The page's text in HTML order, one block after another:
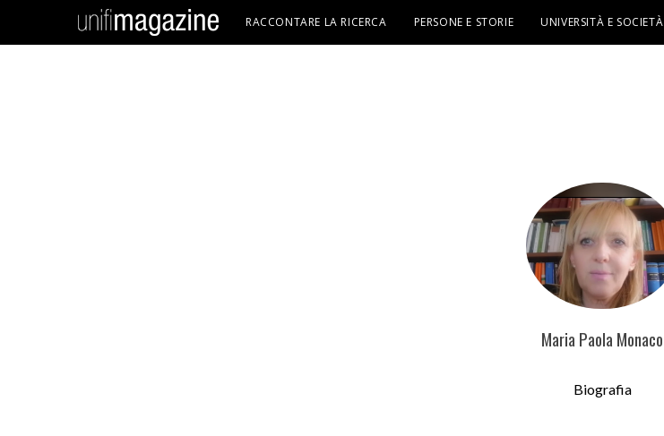
RACCONTARE LA RICERCA PERSONE E STORIE UNIVERSITÀ E SOCIETÀ
Maria Paola Monaco
Biografia